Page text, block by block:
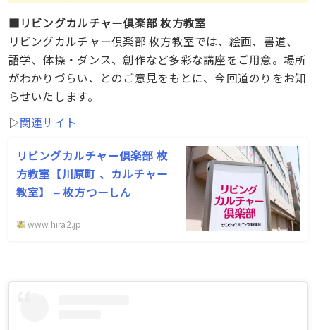
■リビングカルチャー倶楽部 枚方教室
リビングカルチャー倶楽部 枚方教室では、絵画、書道、
語学、体操・ダンス、創作など多彩な講座をご用意。場所
がわかりづらい、とのご意見をもとに、今回道のりをお知
らせいたします。
▷関連サイト
リビングカルチャー倶楽部 枚
方教室【川原町 、カルチャー
教室】 – 枚方つーしん
www.hira2.jp